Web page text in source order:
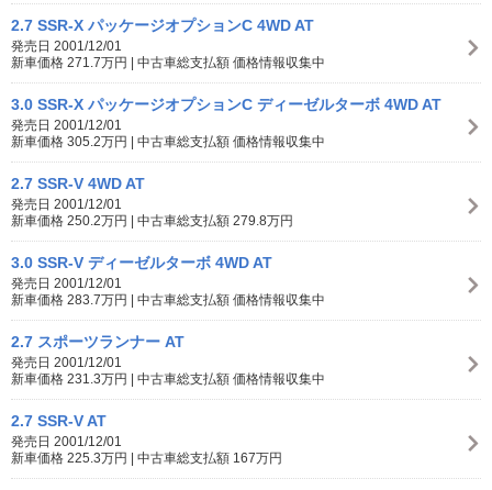
2.7 SSR-X パッケージオプションC 4WD AT
発売日 2001/12/01
新車価格 271.7万円 | 中古車総支払額 価格情報収集中
3.0 SSR-X パッケージオプションC ディーゼルターボ 4WD AT
発売日 2001/12/01
新車価格 305.2万円 | 中古車総支払額 価格情報収集中
2.7 SSR-V 4WD AT
発売日 2001/12/01
新車価格 250.2万円 | 中古車総支払額 279.8万円
3.0 SSR-V ディーゼルターボ 4WD AT
発売日 2001/12/01
新車価格 283.7万円 | 中古車総支払額 価格情報収集中
2.7 スポーツランナー AT
発売日 2001/12/01
新車価格 231.3万円 | 中古車総支払額 価格情報収集中
2.7 SSR-V AT
発売日 2001/12/01
新車価格 225.3万円 | 中古車総支払額 167万円